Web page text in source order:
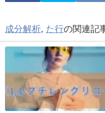
成分解析, た行の関連記